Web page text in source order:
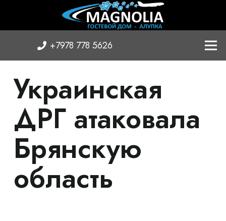
+7978 778 5626
Украинская
ДРГ атаковала
Брянскую
область